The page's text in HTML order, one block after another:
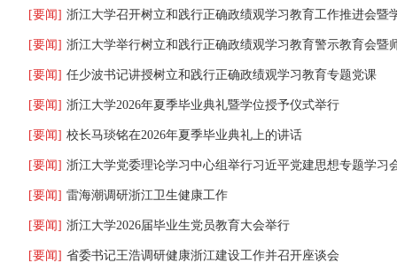
[要闻] 浙江大学召开树立和践行正确政绩观学习教育工作推进会暨
[要闻] 浙江大学举行树立和践行正确政绩观学习教育警示教育会暨
[要闻] 任少波书记讲授树立和践行正确政绩观学习教育专题党课
[要闻] 浙江大学2026年夏季毕业典礼暨学位授予仪式举行
[要闻] 校长马琰铭在2026年夏季毕业典礼上的讲话
[要闻] 浙江大学党委理论学习中心组举行习近平党建思想专题学习
[要闻] 雷海潮调研浙江卫生健康工作
[要闻] 浙江大学2026届毕业生党员教育大会举行
[要闻] 省委书记王浩调研健康浙江建设工作并召开座谈会